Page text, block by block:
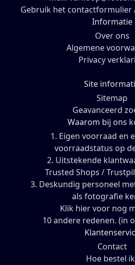
Gebruik het contactformulier
Informatie
Over ons
Algemene
Privacy
Site
Sitemap
Geavanceerd
Waarom bij ons
1. Eigen voorraad en
voorraadstatus op
2. Uitstekende
Trusted Shops /
3. Deskundig personeel
als fotografie
Klik hier voor nog
10 andere redenen. (in
Contact
Hoe bestel